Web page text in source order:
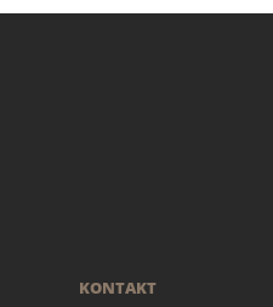
KONTAKT